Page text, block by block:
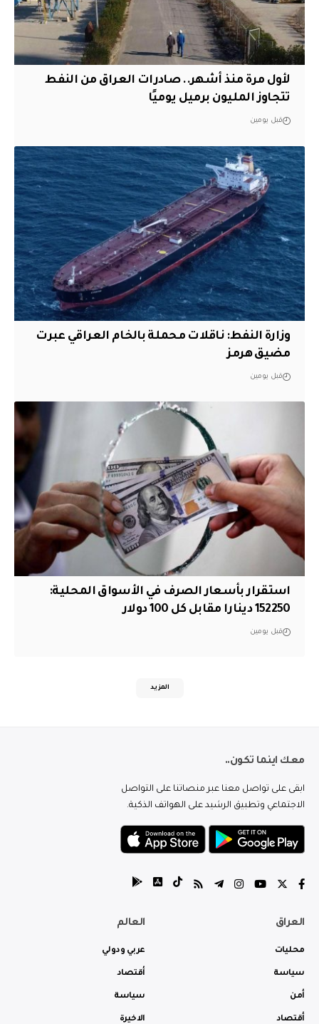
لأول مرة منذ أشهر.. صادرات العراق من النفط
تتجاوز المليون برميل يوميًا
قبل يومين
وزارة النفط: ناقلات محملة بالخام العراقي عبرت
مضيق هرمز
قبل يومين
استقرار بأسعار الصرف في الأسواق المحلية:
152250 دينارا مقابل كل 100 دولار
قبل يومين
المزيد
معك اينما تكون..
ابقى على تواصل معنا عبر منصاتنا على التواصل
الاجتماعي وتطبيق الرشيد على الهواتف الذكية.
العراق
محليات
سياسة
أمن
أقتصاد
العالم
عربي ودولي
أقتصاد
سياسة
الاخيرة